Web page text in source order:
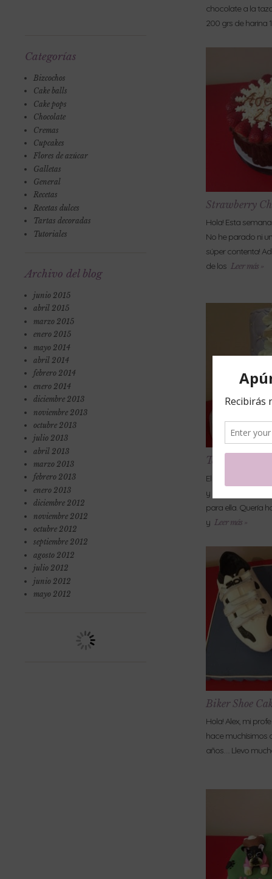
Categorías
Bizcochos
Cake balls
Cake pops
Chocolate
Cremas
Cupcakes
Flores de azúcar
Galletas
General
Recetas
Recetas dulces
Tartas decoradas
Tutoriales
Archivo del blog
junio 2015
abril 2015
marzo 2015
enero 2015
mayo 2014
abril 2014
febrero 2014
enero 2014
diciembre 2013
noviembre 2013
octubre 2013
julio 2013
abril 2013
marzo 2013
febrero 2013
enero 2013
diciembre 2012
noviembre 2012
octubre 2012
septiembre 2012
agosto 2012
julio 2012
junio 2012
mayo 2012
chocolate a la
200 grs de harina
Strawberry
Hola! Esta
No he parado ni
súper contenta!
de los Leer más »
Tarta para mi
El domingo mi
y estaba claro q
para ella. Quería
y Leer más »
Biker Shoe
Hola! Alex, mi
hace muchísimos
años…. Llevo